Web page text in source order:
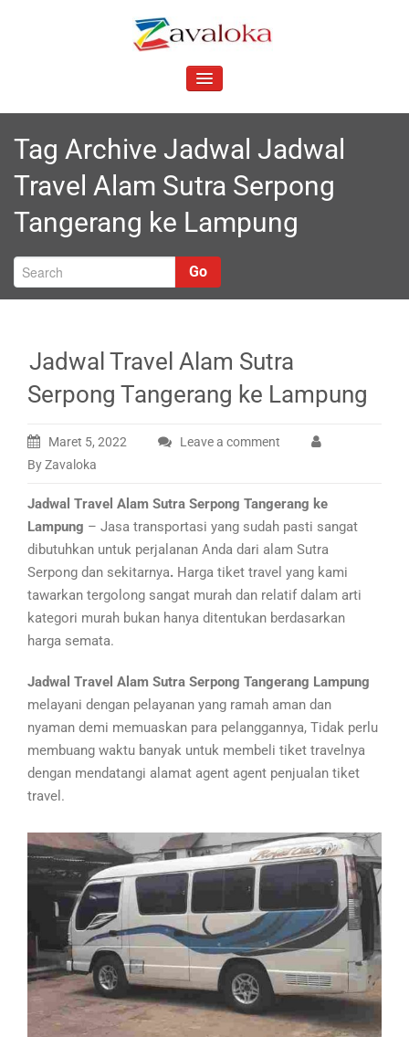
Your Best and Affordable Travel Partner
TOGGLE
Tag Archive Jadwal Jadwal
Travel Alam Sutra Serpong
Tangerang ke Lampung
Go
Jadwal Travel Alam Sutra
Serpong Tangerang ke Lampung
Maret 5, 2022
Leave a comment
By Zavaloka
Jadwal Travel Alam Sutra Serpong Tangerang ke
Lampung – Jasa transportasi yang sudah pasti sangat
dibutuhkan untuk perjalanan Anda dari alam Sutra
Serpong dan sekitarnya. Harga tiket travel yang kami
tawarkan tergolong sangat murah dan relatif dalam arti
kategori murah bukan hanya ditentukan berdasarkan
harga semata.
Jadwal Travel Alam Sutra Serpong Tangerang Lampung
melayani dengan pelayanan yang ramah aman dan
nyaman demi memuaskan para pelanggannya, Tidak perlu
membuang waktu banyak untuk membeli tiket travelnya
dengan mendatangi alamat agent agent penjualan tiket
travel.